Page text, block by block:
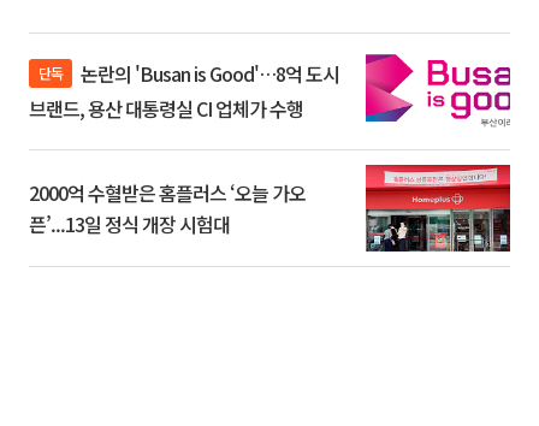
단독
브랜드, 용산 대통령실 CI 업체가 수행
2000억 수혈받은 홈플러스 ‘오늘 가오
픈’...13일 정식 개장 시험대